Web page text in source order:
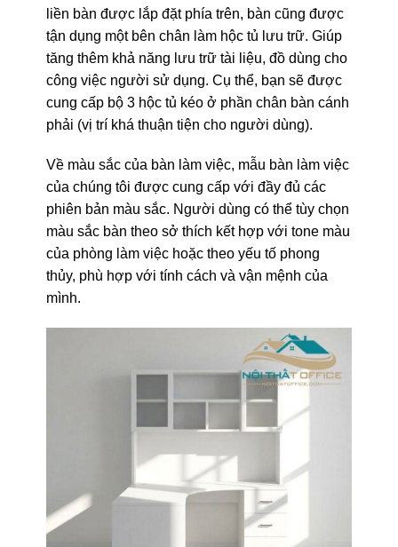
liền bàn được lắp đặt phía trên, bàn cũng được
tận dụng một bên chân làm hộc tủ lưu trữ. Giúp
tăng thêm khả năng lưu trữ tài liệu, đồ dùng cho
công việc người sử dụng. Cụ thể, bạn sẽ được
cung cấp bộ 3 hộc tủ kéo ở phần chân bàn cánh
phải (vị trí khá thuận tiện cho người dùng).
Về màu sắc của bàn làm việc, mẫu bàn làm việc
của chúng tôi được cung cấp với đầy đủ các
phiên bản màu sắc. Người dùng có thể tùy chọn
màu sắc bàn theo sở thích kết hợp với tone màu
của phòng làm việc hoặc theo yếu tố phong
thủy, phù hợp với tính cách và vận mệnh của
mình.